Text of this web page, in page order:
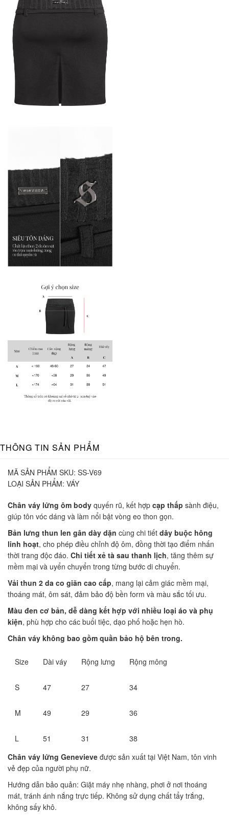
THÔNG TIN SẢN PHẨM
MÃ SẢN PHẨM SKU: SS-V69
LOẠI SẢN PHẨM: VÁY
Chân váy lửng ôm body quyến rũ, kết hợp cạp thấp sành điệu,
giúp tôn vóc dáng và làm nổi bật vòng eo thon gọn.
Bản lưng thun len gân dày dặn cùng chi tiết dây buộc hông
linh hoạt, cho phép điều chỉnh độ ôm, đồng thời tạo điểm nhấn
thời trang độc đáo. Chi tiết xẻ tà sau thanh lịch, tăng thêm sự
mềm mại và uyển chuyển trong từng bước di chuyển.
Vải thun 2 da co giãn cao cấp, mang lại cảm giác mềm mại,
thoáng mát, ôm sát, đảm bảo độ bền form và màu sắc tối ưu.
Màu đen cơ bản, dễ dàng kết hợp với nhiều loại áo và phụ
kiện, phù hợp cho các buổi tiệc, dạo phố hoặc hẹn hò.
Chân váy không bao gồm quần bảo hộ bên trong.
Size Dài váy Rộng lưng Rộng mông
S 47 27 34
M 49 29 36
L 51 31
38
Chân váy lửng Genevieve được sản xuất tại Việt Nam, tôn vinh
vẻ đẹp của người phụ nữ.
Hướng dẫn bảo quản: Giặt máy nhẹ nhàng, phơi ở nơi thoáng
mát, tránh ánh nắng trực tiếp. Không sử dụng chất tẩy trắng,
không sấy khô.